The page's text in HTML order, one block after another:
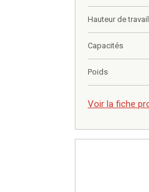
Hauteur de travail
Capacités
Poids
Voir la fiche